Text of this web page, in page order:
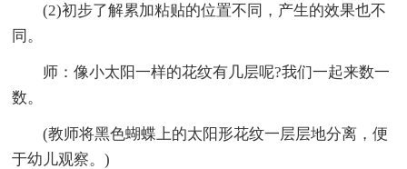
(2)初步了解累加粘贴的位置不同，产生的效果也不
同。
师：像小太阳一样的花纹有几层呢?我们一起来数一
数。
(教师将黑色蝴蝶上的太阳形花纹一层层地分离，便
于幼儿观察。)